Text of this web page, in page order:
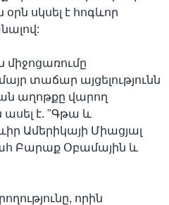
սկսել է հոգևոր
տաճար այցելությունն
աղոթքը վարող
ասել է. "Գթա և
Ամերիկայի Միացյալ
Բարաք Օբամային և
որին